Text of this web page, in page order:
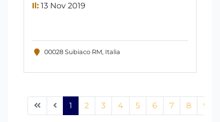
Il: 13 Nov 2019
00028 Subiaco RM, Italia
1 2 3 4 5 6 7 8 9